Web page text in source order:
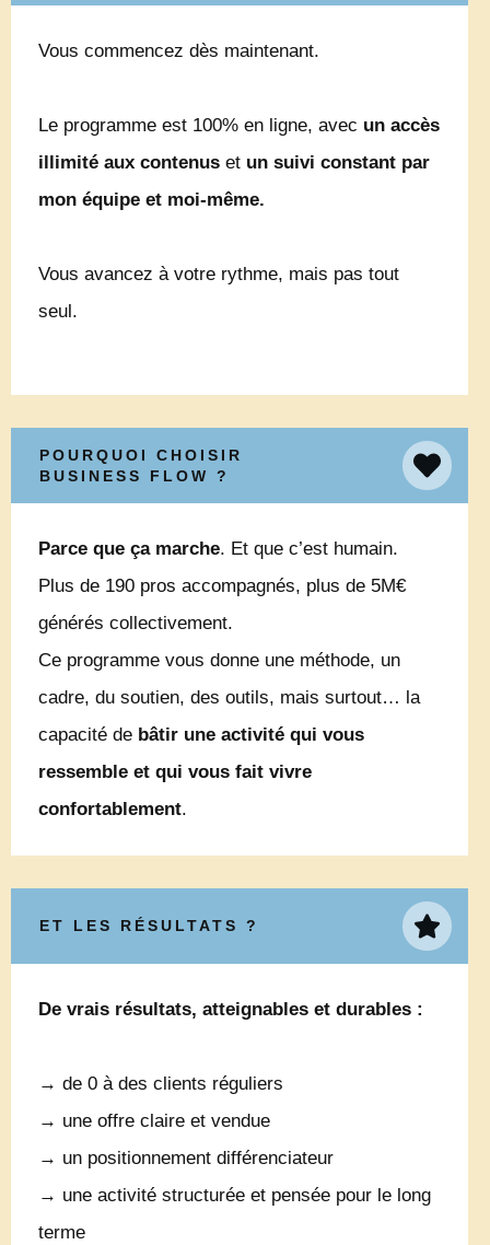
Vous commencez dès maintenant.
Le programme est 100% en ligne, avec un accès
illimité aux contenus et un suivi constant par
mon équipe et moi-même.
Vous avancez à votre rythme, mais pas tout
seul.
POURQUOI CHOISIR
BUSINESS FLOW ?
Parce que ça marche. Et que c’est humain.
Plus de 190 pros accompagnés, plus de 5M€
générés collectivement.
Ce programme vous donne une méthode, un
cadre, du soutien, des outils, mais surtout… la
capacité de bâtir une activité qui vous
ressemble et qui vous fait vivre
confortablement.
ET LES RÉSULTATS ?
De vrais résultats, atteignables et durables :
→ de 0 à des clients réguliers
→ une offre claire et vendue
→ un positionnement différenciateur
→ une activité structurée et pensée pour le long
terme